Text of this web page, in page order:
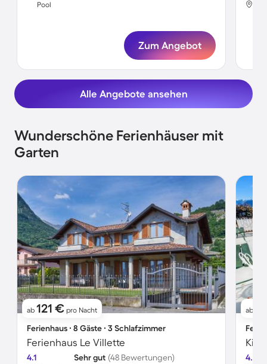
Pool
Zum Angebot
Alle Angebote ansehen
Wunderschöne Ferienhäuser mit
Garten
ab 121 € pro Nacht
Ferienhaus ∙ 8 Gäste ∙ 3 Schlafzimmer
Ferienhaus Le Villette
4.1 Sehr gut (48 Bewertungen)
ab
4.5